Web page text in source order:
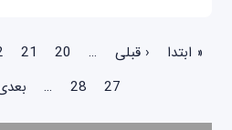
صفحه‌ها
« ابتدا ‹ قبلی …
20
21
27
28
…